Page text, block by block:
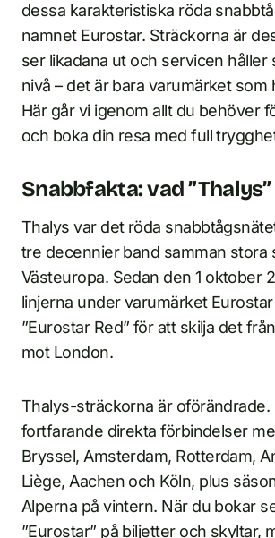
dessa karakteristiska röda
namnet Eurostar. Sträckorna är
ser likadana ut och servicen håller
nivå – det är bara varumärket som
Här går vi igenom allt du behöver
och boka din resa med full
Snabbfakta: vad
Thalys var det röda
tre decennier band samman stora
Västeuropa. Sedan den 1 oktober
linjerna under varumärket Eurostar
”Eurostar Red” för att skilja det
mot London.
Thalys-sträckorna är oförändrade.
fortfarande direkta förbindelser
Bryssel, Amsterdam, Rotterdam,
Liège, Aachen och Köln, plus
Alperna på vintern. När du bokar
”Eurostar” på biljetter och skyltar,